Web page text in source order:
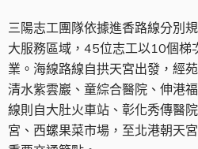
三陽志工團隊依據進香路線分別
大服務區域，45位志工以10個梯
業。海線路線自拱天宮出發，經
清水紫雲巖、童綜合醫院、伸港
線則自大肚火車站、彰化秀傳醫
宮、西螺果菜市場，至北港朝天